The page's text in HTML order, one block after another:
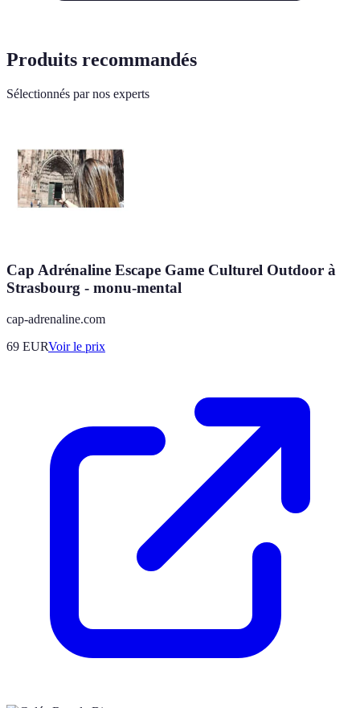
Produits recommandés
Sélectionnés par nos experts
Cap Adrénaline Escape Game Culturel Outdoor à
Strasbourg - monu-mental
cap-adrenaline.com
69 EURVoir le prix